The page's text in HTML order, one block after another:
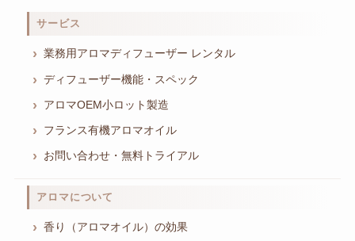
サービス
業務用アロマディフューザー レンタル
ディフューザー機能・スペック
アロマOEM小ロット製造
フランス有機アロマオイル
お問い合わせ・無料トライアル
アロマについて
香り（アロマオイル）の効果